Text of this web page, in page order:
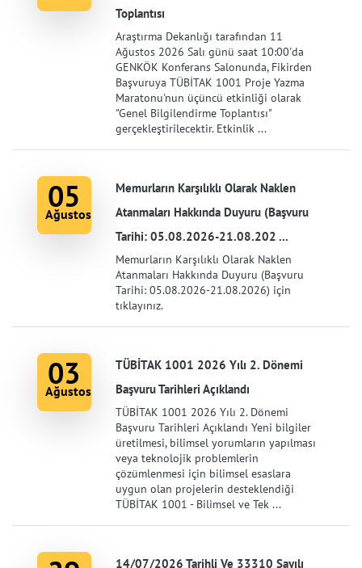
Toplantısı
Araştırma Dekanlığı tarafından 11
Ağustos 2026 Salı günü saat 10:00'da
GENKÖK Konferans Salonunda, Fikirden
Başvuruya TÜBİTAK 1001 Proje Yazma
Maratonu'nun üçüncü etkinliği olarak
"Genel Bilgilendirme Toplantısı"
gerçekleştirilecektir. Etkinlik ...
05
Ağustos
Memurların Karşılıklı Olarak Naklen
Atanmaları Hakkında Duyuru (Başvuru
Tarihi: 05.08.2026-21.08.202 ...
Memurların Karşılıklı Olarak Naklen
Atanmaları Hakkında Duyuru (Başvuru
Tarihi: 05.08.2026-21.08.2026) için
tıklayınız.
03
Ağustos
TÜBİTAK 1001 2026 Yılı 2. Dönemi
Başvuru Tarihleri Açıklandı
TÜBİTAK 1001 2026 Yılı 2. Dönemi
Başvuru Tarihleri Açıklandı Yeni bilgiler
üretilmesi, bilimsel yorumların yapılması
veya teknolojik problemlerin
çözümlenmesi için bilimsel esaslara
uygun olan projelerin desteklendiği
TÜBİTAK 1001 - Bilimsel ve Tek ...
14/07/2026 Tarihli Ve 33310 Sayılı